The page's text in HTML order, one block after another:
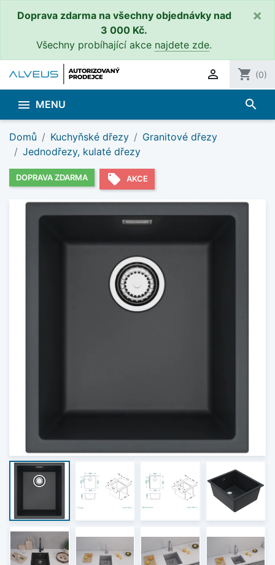
Doprava zdarma na všechny objednávky nad
3 000 Kč.
Všechny probíhající akce najdete zde.
×
 shopping_cart (0)
 MENU search
Domů Kuchyňské dřezy
Granitové dřezy
Jednodřezy, kulaté dřezy
DOPRAVA ZDARMA local_offer AKCE